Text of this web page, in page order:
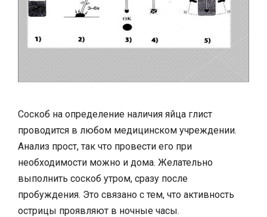
Соскоб на определение наличия яйца глист
проводится в любом медицинском учреждении.
Анализ прост, так что провести его при
необходимости можно и дома. Желательно
выполнить соскоб утром, сразу после
пробуждения. Это связано с тем, что активность
острицы проявляют в ночные часы.